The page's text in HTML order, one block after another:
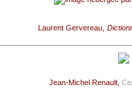
Laurent Gervereau,
Jean-Michel Renault,